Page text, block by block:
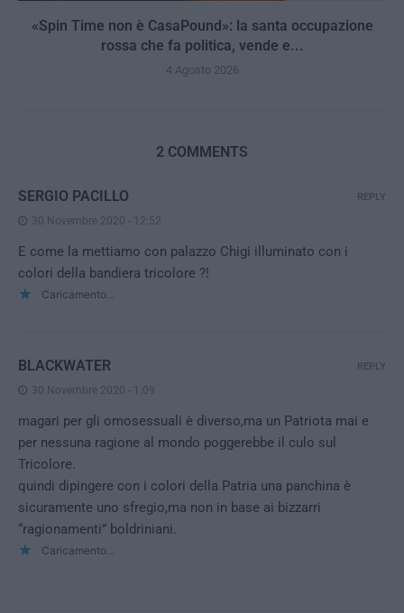
«Spin Time non è CasaPound»: la santa occupazione
rossa che fa politica, vende e...
4 Agosto 2026
2 COMMENTS
SERGIO PACILLO
30 Novembre 2020 - 12:52
E come la mettiamo con palazzo Chigi illuminato con i
colori della bandiera tricolore ?!
Caricamento...
REPLY
BLACKWATER
30 Novembre 2020 - 1:09
magari per gli omosessuali è diverso,ma un Patriota mai e
per nessuna ragione al mondo poggerebbe il culo sul
Tricolore.
quindi dipingere con i colori della Patria una panchina è
sicuramente uno sfregio,ma non in base ai bizzarri
“ragionamenti” boldriniani.
Caricamento...
REPLY